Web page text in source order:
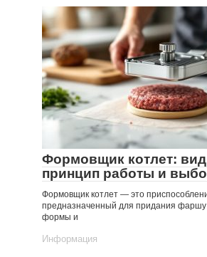
Формовщик котлет:
принцип работы и
Формовщик котлет — это
предназначенный для придания фаршу
формы и
Информация